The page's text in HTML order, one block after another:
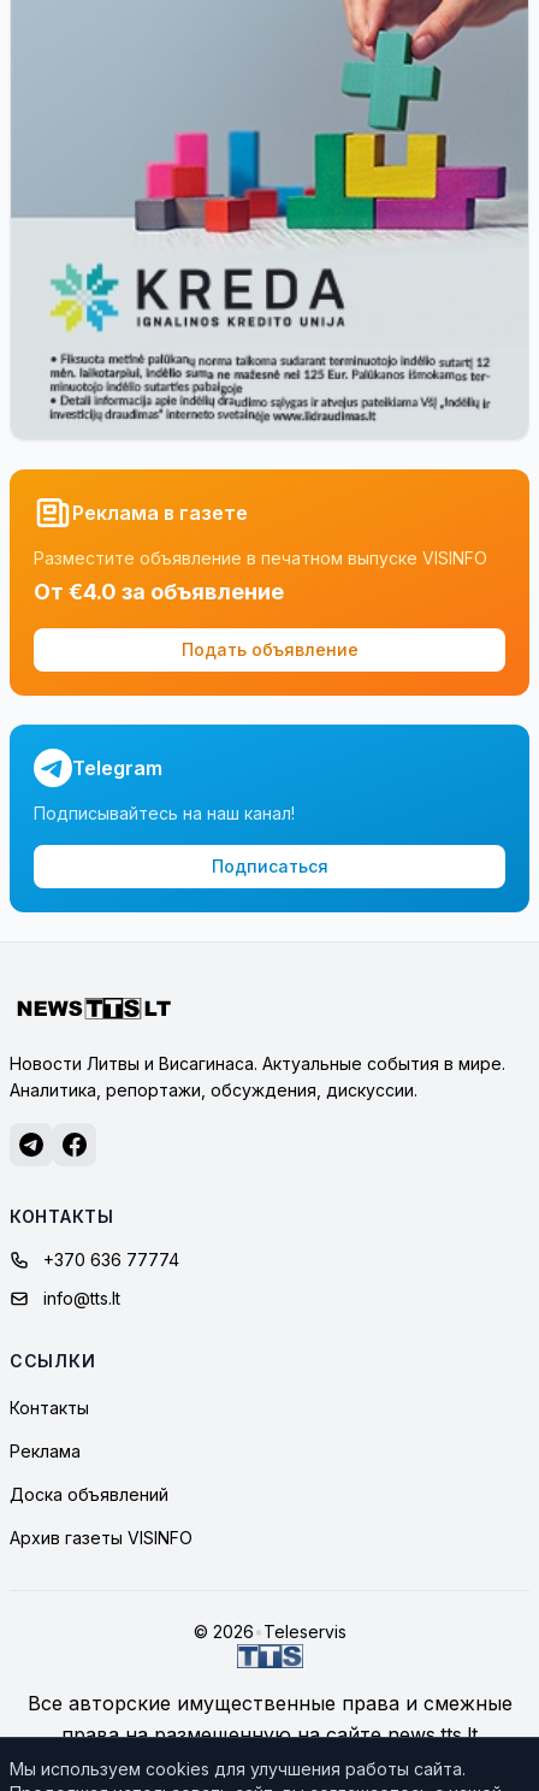
Реклама в газете
Разместите объявление в печатном выпуске VISINFO
От €4.0 за объявление
Подать объявление
Telegram
Подписывайтесь на наш канал!
Подписаться
Новости Литвы и Висагинаса. Актуальные события в мире.
Аналитика, репортажи, обсуждения, дискуссии.
КОНТАКТЫ
+370 636 77774
info@tts.lt
ССЫЛКИ
Контакты
Реклама
Доска объявлений
Архив газеты VISINFO
© 2026•Teleservis
Все авторские имущественные права и смежные
права на размещенную на сайте news.tts.lt
информацию принадлежат ЗАО "Telekomunikacinių
Мы используем cookies для улучшения работы сайта.